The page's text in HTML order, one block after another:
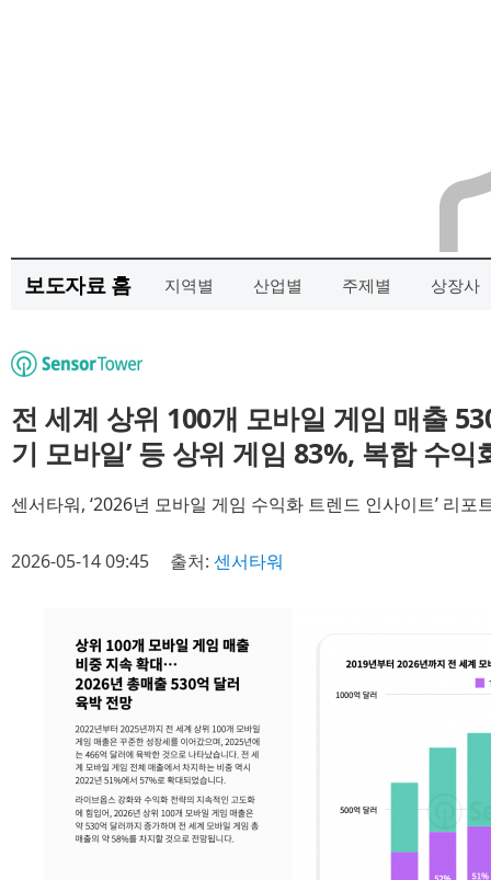
보도자료 홈 지역별 산업별 주제별 상장사
전 세계 상위 100개 모바일 게임 매출
기 모바일’ 등 상위 게임 83%, 복합 수익
센서타워, ‘2026년 모바일 게임 수익화 트렌드 인사이트’ 리포
2026-05-14 09:45 출처: 센서타워